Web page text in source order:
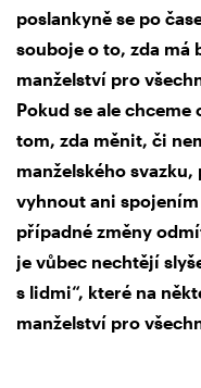
poslankyně se po
souboje o to, zda má
manželství pro
Pokud se ale
tom, zda měnit, či
manželského svazku,
vyhnout ani
případné změny
je vůbec nechtějí
s lidmi“, které na
manželství pro